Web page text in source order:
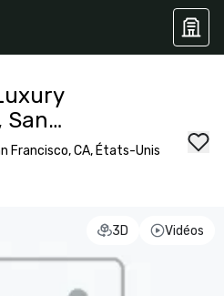
San
Francisco, CA, États-Unis
3D Vidéos